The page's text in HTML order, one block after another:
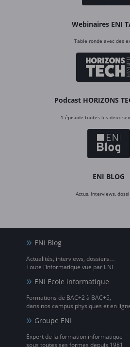
Webinaires ENI
Table ronde avec des
Podcast HORIZONS
1 épisode toutes les deux
ENI BLOG
Actus, interviews,
ENI Blog
Actualités, interviews, dossiers…
Toute l’informatique vue par ENI
ENI Ecole informatique
Formations de BAC+2 à BAC+5,
dans nos campus physiques et en
Groupe ENI
Expert de la formation informatique
sous toutes ses formes depuis 1981